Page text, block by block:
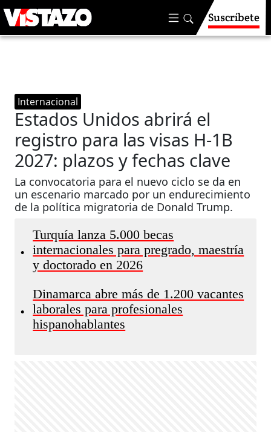
Suscríbete
Internacional
Estados Unidos abrirá el
registro para las visas H-1B
2027: plazos y fechas clave
La convocatoria para el nuevo ciclo se da en
un escenario marcado por un endurecimiento
de la política migratoria de Donald Trump.
•
Turquía lanza 5.000 becas
internacionales para pregrado, maestría
y doctorado en 2026
•
Dinamarca abre más de 1.200 vacantes
laborales para profesionales
hispanohablantes